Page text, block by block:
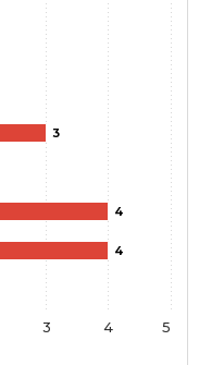
3
4
4
3 4 5